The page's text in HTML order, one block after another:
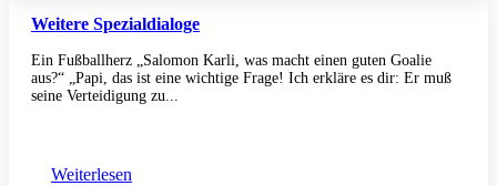
Weitere Spezialdialoge
Ein Fußballherz „Salomon Karli, was macht einen guten Goalie
aus?“ „Papi, das ist eine wichtige Frage! Ich erkläre es dir: Er muß
seine Verteidigung zu...
Weiterlesen